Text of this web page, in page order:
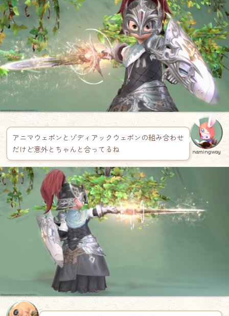
アニマウェポンとゾディアックウェポンの組み合わせ
だけど意外とちゃんと合ってるね
namingway